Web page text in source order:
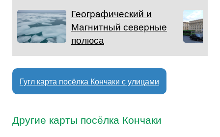
Географический и
Магнитный северные
полюса
Гугл карта посёлка Кончаки с улицами
Другие карты посёлка Кончаки